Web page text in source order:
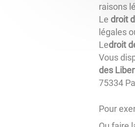
raisons
Le droit
légales
Ledroit
Vous
des
75334
Pour